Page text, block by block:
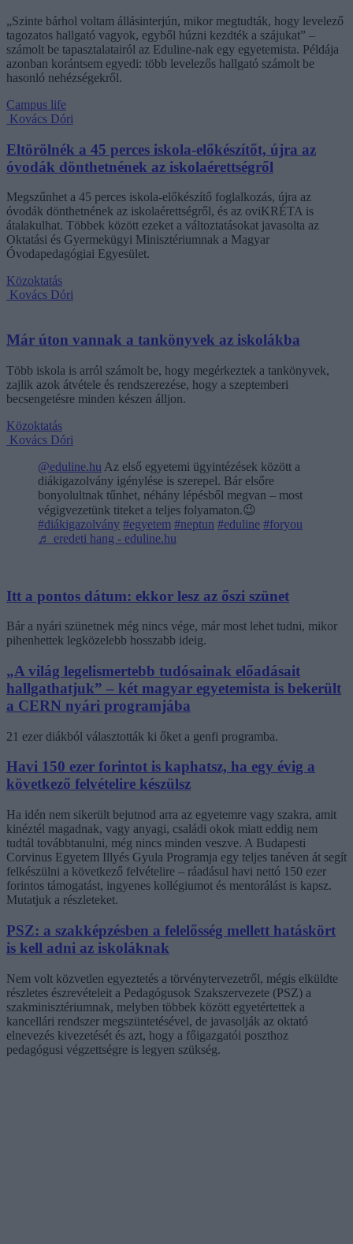
„Szinte bárhol voltam állásinterjún, mikor megtudták, hogy levelező
tagozatos hallgató vagyok, egyből húzni kezdték a szájukat” –
számolt be tapasztalatairól az Eduline-nak egy egyetemista. Példája
azonban korántsem egyedi: több levelezős hallgató számolt be
hasonló nehézségekről.
Campus life
Kovács Dóri
Eltörölnék a 45 perces iskola-előkészítőt, újra az
óvodák dönthetnének az iskolaérettségről
Megszűnhet a 45 perces iskola-előkészítő foglalkozás, újra az
óvodák dönthetnének az iskolaérettségről, és az oviKRÉTA is
átalakulhat. Többek között ezeket a változtatásokat javasolta az
Oktatási és Gyermekügyi Minisztériumnak a Magyar
Óvodapedagógiai Egyesület.
Közoktatás
Kovács Dóri
Már úton vannak a tankönyvek az iskolákba
Több iskola is arról számolt be, hogy megérkeztek a tankönyvek,
zajlik azok átvétele és rendszerezése, hogy a szeptemberi
becsengetésre minden készen álljon.
Közoktatás
Kovács Dóri
@eduline.hu Az első egyetemi ügyintézések között a
diákigazolvány igénylése is szerepel. Bár elsőre
bonyolultnak tűnhet, néhány lépésből megvan – most
végigvezetünk titeket a teljes folyamaton.😉
#diákigazolvány #egyetem #neptun #eduline #foryou
♬ eredeti hang - eduline.hu
Itt a pontos dátum: ekkor lesz az őszi szünet
Bár a nyári szünetnek még nincs vége, már most lehet tudni, mikor
pihenhettek legközelebb hosszabb ideig.
„A világ legelismertebb tudósainak előadásait
hallgathatjuk” – két magyar egyetemista is bekerült
a CERN nyári programjába
21 ezer diákból választották ki őket a genfi programba.
Havi 150 ezer forintot is kaphatsz, ha egy évig a
következő felvételire készülsz
Ha idén nem sikerült bejutnod arra az egyetemre vagy szakra, amit
kinéztél magadnak, vagy anyagi, családi okok miatt eddig nem
tudtál továbbtanulni, még nincs minden veszve. A Budapesti
Corvinus Egyetem Illyés Gyula Programja egy teljes tanéven át segít
felkészülni a következő felvételire – ráadásul havi nettó 150 ezer
forintos támogatást, ingyenes kollégiumot és mentorálást is kapsz.
Mutatjuk a részleteket.
PSZ: a szakképzésben a felelősség mellett hatáskört
is kell adni az iskoláknak
Nem volt közvetlen egyeztetés a törvénytervezetről, mégis elküldte
részletes észrevételeit a Pedagógusok Szakszervezete (PSZ) a
szakminisztériumnak, melyben többek között egyetértettek a
kancellári rendszer megszüntetésével, de javasolják az oktató
elnevezés kivezetését és azt, hogy a főigazgatói poszthoz
pedagógusi végzettségre is legyen szükség.